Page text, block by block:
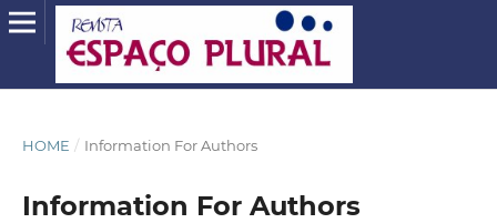
HOME / Information For Authors
Information For Authors